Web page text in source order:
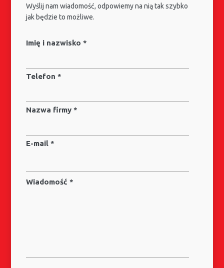
Wyślij nam wiadomość, odpowiemy na nią tak szybko
jak będzie to możliwe.
Imię i nazwisko *
Telefon *
Nazwa firmy *
E-mail *
Wiadomość *